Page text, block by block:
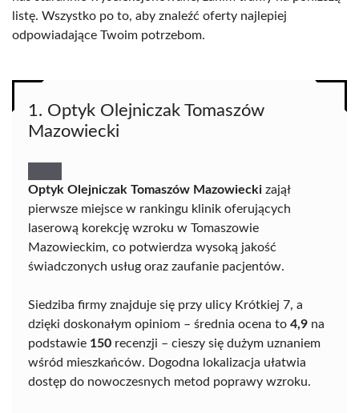
listę. Wszystko po to, aby znaleźć oferty najlepiej
odpowiadające Twoim potrzebom.
1. Optyk Olejniczak Tomaszów
Mazowiecki
Optyk Olejniczak Tomaszów Mazowiecki zajął
pierwsze miejsce w rankingu klinik oferujących
laserową korekcję wzroku w Tomaszowie
Mazowieckim, co potwierdza wysoką jakość
świadczonych usług oraz zaufanie pacjentów.
Siedziba firmy znajduje się przy ulicy Krótkiej 7, a
dzięki doskonałym opiniom – średnia ocena to 4,9 na
podstawie 150 recenzji – cieszy się dużym uznaniem
wśród mieszkańców. Dogodna lokalizacja ułatwia
dostęp do nowoczesnych metod poprawy wzroku.